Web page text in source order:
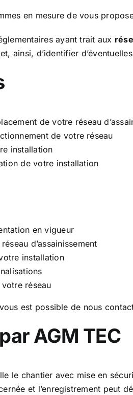
en mesure de vous
ayant trait aux
ainsi, d’identifier
de votre réseau
de votre réseau
installation
de votre installation
en vigueur
d’assainissement
installation
réseau
est possible de nous
AGM TEC
le chantier avec mise en
et l’enregistrement peut